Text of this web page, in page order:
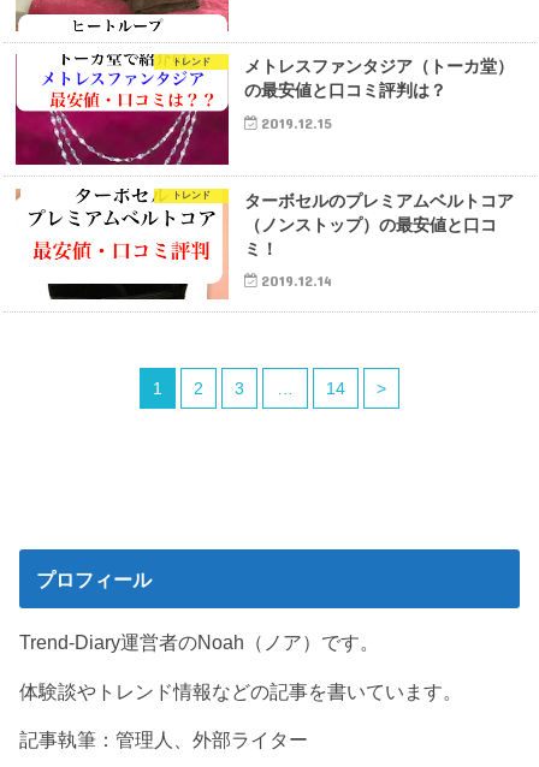
トレンド
メトレスファンタジア（トーカ堂）
の最安値と口コミ評判は？
2019.12.15
トレンド
ターボセルのプレミアムベルトコア
（ノンストップ）の最安値と口コ
ミ！
2019.12.14
1 2 3 14 >
プロフィール
Trend-Diary運営者のNoah（ノア）です。
体験談やトレンド情報などの記事を書いています。
記事執筆：管理人、外部ライター